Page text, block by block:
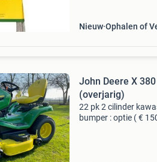
Nieuw Ophalen of
John Deere X
(overjarig)
22 pk 2 cilinder
bumper : optie ( €